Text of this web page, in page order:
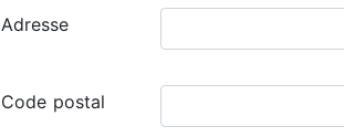
Adresse
Code postal